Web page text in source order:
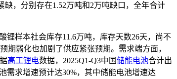
，分别存在1.52万吨和2万吨缺口，全年合计
锂样本社会库存11.6万吨，库存天数26天，尚不
期弱化也加剧了供应紧张预期。需求端方面，
高工锂电数据，2025Q1-Q3中国储能电池合计出
需求增速预计达30%，其中储能电池增速达